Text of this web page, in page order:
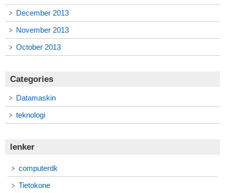
December 2013
November 2013
October 2013
Categories
Datamaskin
teknologi
lenker
computerdk
Tietokone